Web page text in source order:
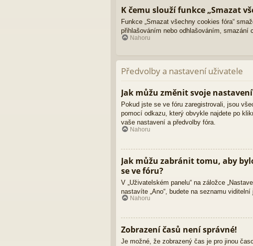
K čemu slouží funkce „Smazat
Funkce „Smazat všechny cookies fóra“
přihlašováním nebo odhlašováním, smazání
Nahoru
Předvolby a nastavení uživatele
Jak můžu změnit svoje
Pokud jste se ve fóru zaregistrovali, jsou
pomocí odkazu, který obvykle najdete po
vaše nastavení a předvolby fóra.
Nahoru
Jak můžu zabránit tomu, aby
se ve fóru?
V „Uživatelském panelu“ na záložce
nastavíte „Ano“, budete na seznamu
Nahoru
Zobrazení časů není správné!
Je možné, že zobrazený čas je pro jinou